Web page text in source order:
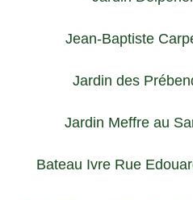
Jean-Baptiste
Jardin des
Jardin Meffre au
Bateau Ivre Rue